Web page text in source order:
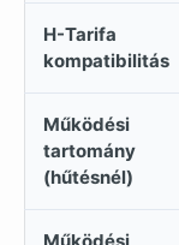
H-Tarifa
kompatibilitás
Működési
tartomány
(hűtésnél)
Működési